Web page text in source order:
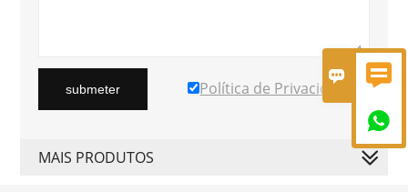
 

submeter Política de Privacidade
MAIS PRODUTOS